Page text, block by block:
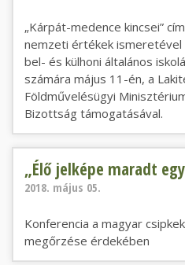
„Kárpát-medence kincsei”
nemzeti értékek
bel- és külhoni általános
számára május 11-én, a
Földművelésügyi
Bizottság támogatásával.
„Élő jelképe maradt egy élő
„Élő jelképe maradt
2018. május 05.
Konferencia a magyar
megőrzése érdekében